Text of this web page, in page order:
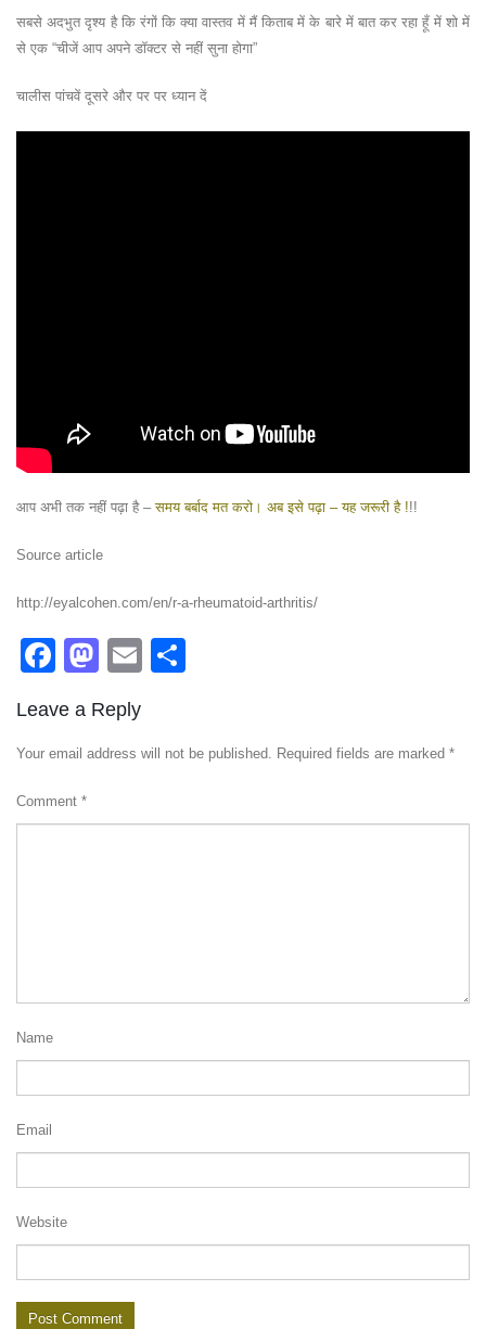
सबसे अदभुत दृश्य है कि रंगों कि क्या वास्तव में मैं किताब में के बारे में बात कर रहा हूँ में शो में
से एक “चीजें आप अपने डॉक्टर से नहीं सुना होगा”
चालीस पांचवें दूसरे और पर पर ध्यान दें
आप अभी तक नहीं पढ़ा है –समय बर्बाद मत करो। अब इसे पढ़ा – यह जरूरी है !!!
Source article
http://eyalcohen.com/en/r-a-rheumatoid-arthritis/
Facebook
Mastodon
Email
Leave a Reply
Your email address will not be published. Required fields are marked *
Comment *
Name
Email
Website